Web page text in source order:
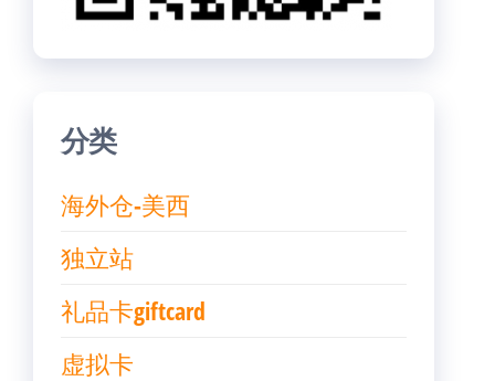
分类
海外仓-美西
独立站
礼品卡giftcard
虚拟卡